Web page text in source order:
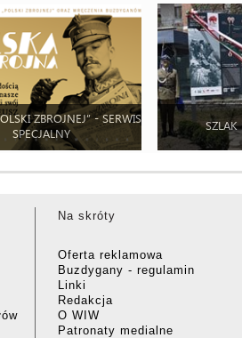
ZBROJNEJ” - SERWIS
SPECJALNY
SZLAK
Na skróty
Oferta reklamowa
Buzdygany - regulamin
Linki
Redakcja
O WIW
Patronaty medialne